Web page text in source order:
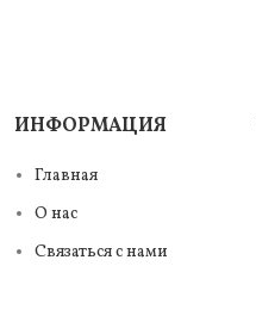
ИНФОРМАЦИЯ
Главная
О нас
Связаться с нами